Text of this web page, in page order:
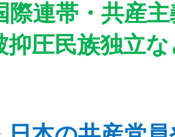
際連帯・共産
抑圧民族独立